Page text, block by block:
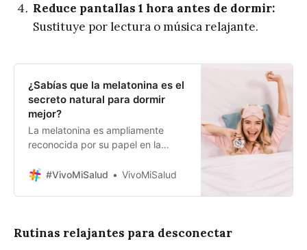
Reduce pantallas 1 hora antes de dormir:
Sustituye por lectura o música relajante.
¿Sabías que la melatonina es el
secreto natural para dormir
mejor?
La melatonina es ampliamente
reconocida por su papel en la
Sin embargo, esta hormona va más
e interesantes de lo que
#VivoMiSalud VivoMiSalud
Rutinas relajantes para desconectar